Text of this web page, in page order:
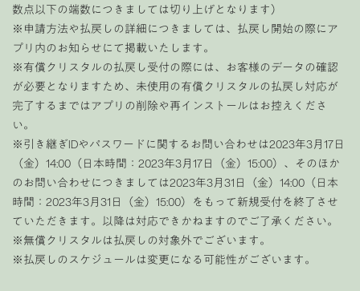
数点以下の端数につきましては切り上げとなります）
※申請方法や払戻しの詳細につきましては、払戻し開始の際にア
プリ内のお知らせにて掲載いたします。
※有償クリスタルの払戻し受付の際には、お客様のデータの確認
が必要となりますため、未使用の有償クリスタルの払戻し対応が
完了するまではアプリの削除や再インストールはお控えくださ
い。
※引き継ぎIDやパスワードに関するお問い合わせは2023年3月17日
（金）14:00（日本時間：2023年3月17日（金）15:00）、そのほか
のお問い合わせにつきましては2023年3月31日（金）14:00（日本
時間：2023年3月31日（金）15:00）をもって新規受付を終了させ
ていただきます。以降は対応できかねますのでご了承ください。
※無償クリスタルは払戻しの対象外でございます。
※払戻しのスケジュールは変更になる可能性がございます。